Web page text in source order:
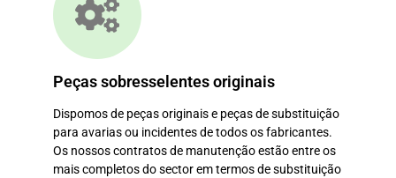
Peças sobresselentes originais
Dispomos de peças originais e peças de substituição
para avarias ou incidentes de todos os fabricantes.
Os nossos contratos de manutenção estão entre os
mais completos do sector em termos de substituição